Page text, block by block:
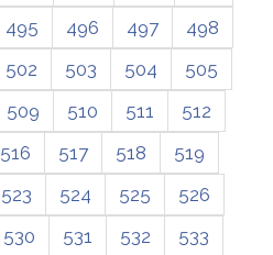
495 496 497
498
502 503 504
505
509 510 511
512
516 517 518
519
523 524 525
526
530 531 532
533